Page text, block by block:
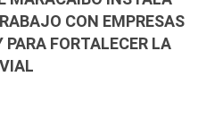
CON EMPRESAS
PARA FORTALECER LA